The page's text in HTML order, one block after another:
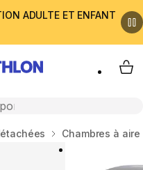
ADULTE ET ENFANT
My
Chambres à aire